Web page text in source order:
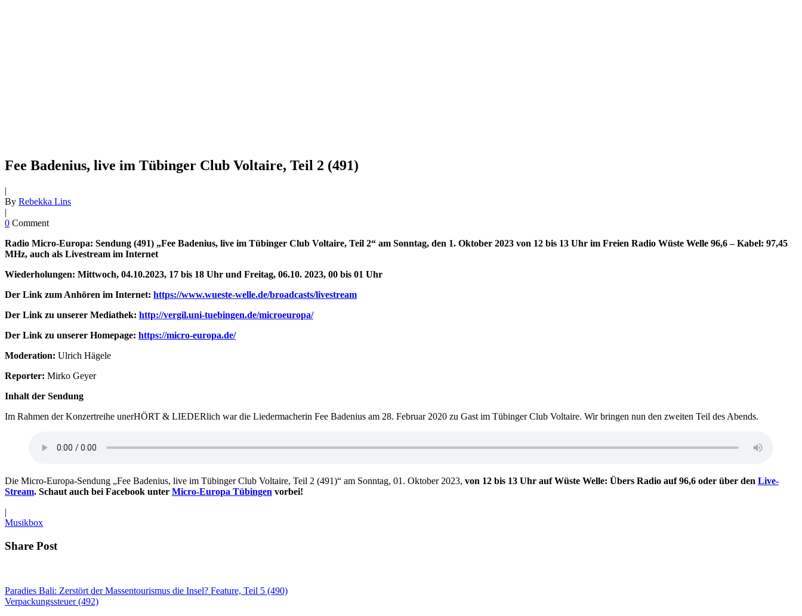
Fee Badenius, live im Tübinger Club Voltaire, Teil 2 (491)
|
By Rebekka Lins
|
0 Comment
Radio Micro-Europa: Sendung (491) „Fee Badenius, live im Tübinger Club Voltaire, Teil 2“ am Sonntag, den 1. Oktober 2023 von 12 bis 13 Uhr im Freien Radio Wüste Welle 96,6 – Kabel: 97,45
MHz, auch als Livestream im Internet
Wiederholungen: Mittwoch, 04.10.2023, 17 bis 18 Uhr und Freitag, 06.10. 2023, 00 bis 01 Uhr
Der Link zum Anhören im Internet: https://www.wueste-welle.de/broadcasts/livestream
Der Link zu unserer Mediathek: http://vergil.uni-tuebingen.de/microeuropa/
Der Link zu unserer Homepage: https://micro-europa.de/
Moderation: Ulrich Hägele
Reporter: Mirko Geyer
Inhalt der Sendung
Im Rahmen der Konzertreihe unerHÖRT & LIEDERlich war die Liedermacherin Fee Badenius am 28. Februar 2020 zu Gast im Tübinger Club Voltaire. Wir bringen nun den zweiten Teil des Abends.
Die Micro-Europa-Sendung „Fee Badenius, live im Tübinger Club Voltaire, Teil 2 (491)“ am Sonntag, 01. Oktober 2023, von 12 bis 13 Uhr auf Wüste Welle: Übers Radio auf 96,6 oder über den Live-
Stream. Schaut auch bei Facebook unter Micro-Europa Tübingen vorbei!
|
Musikbox
Share Post
Paradies Bali: Zerstört der Massentourismus die Insel? Feature, Teil 5 (490)
Verpackungssteuer (492)